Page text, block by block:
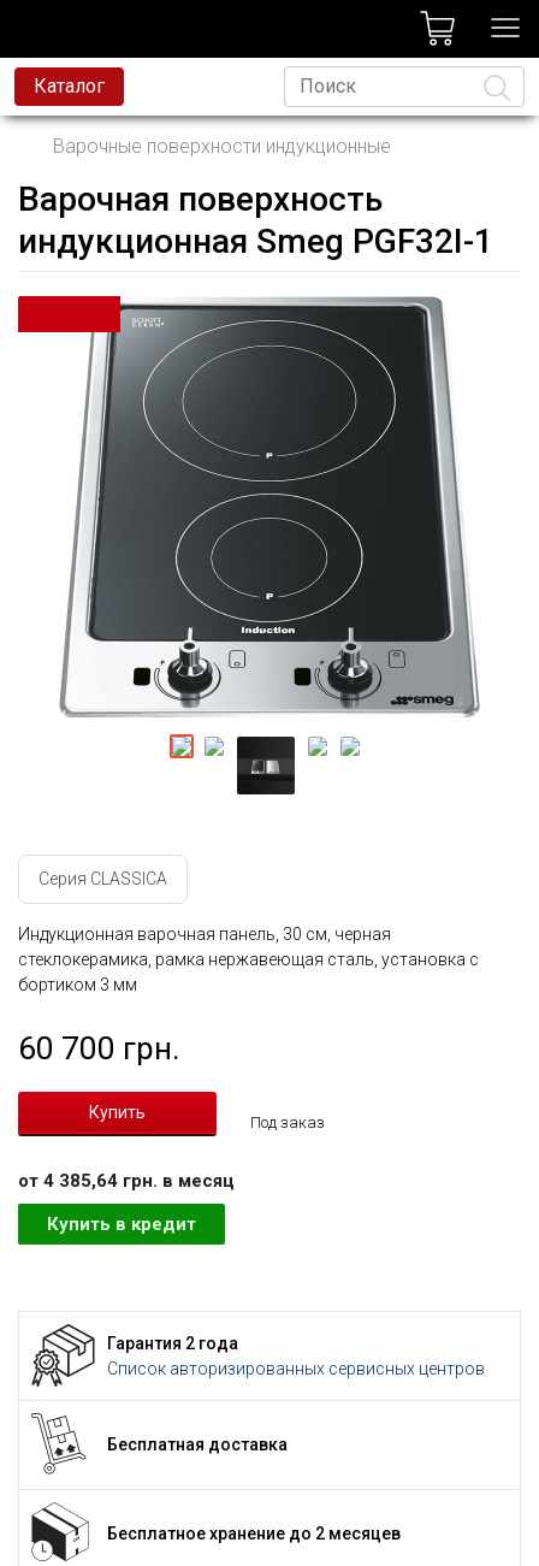
Каталог
Варочные поверхности индукционные
Варочная поверхность
индукционная Smeg PGF32I-1
Серия CLASSICA
Индукционная варочная панель, 30 см, черная
стеклокерамика, рамка нержавеющая сталь, установка с
бортиком 3 мм
60 700 грн.
Под заказ
от 4 385,64 грн. в месяц
Купить в кредит
Гарантия 2 года
Список авторизированных сервисных центров
Бесплатная доставка
Бесплатное хранение до 2 месяцев